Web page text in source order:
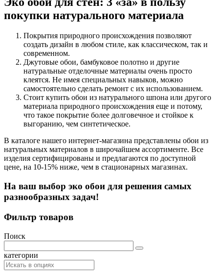
покупки натурального материала
Покрытия природного происхождения позволяют
создать дизайн в любом стиле, как классическом, так и
современном.
Джутовые обои, бамбуковое полотно и другие
натуральные отделочные материалы очень просто
клеятся. Не имея специальных навыков, можно
самостоятельно сделать ремонт с их использованием.
Стоит купить обои из натурального шпона или другого
материала природного происхождения еще и потому,
что такое покрытие более долговечное и стойкое к
выгоранию, чем синтетическое.
В каталоге нашего интернет-магазина представлены обои из
натуральных материалов в широчайшем ассортименте. Все
изделия сертифицированы и предлагаются по доступной
цене, на 10-15% ниже, чем в стационарных магазинах.
На ваш выбор эко обои для решения самых
разнообразных задач!
Фильтр товаров
Поиск
категории